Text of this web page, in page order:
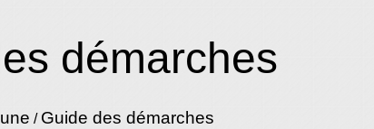
démarches
/ Guide des démarches